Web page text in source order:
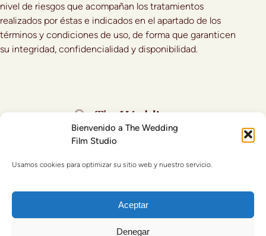
Bienvenido a The Wedding
Film Studio
Usamos cookies para optimizar su sitio web y nuestro servicio.
Aceptar
Denegar
nivel de riesgos que acompañan los tratamientos
realizados por éstas e indicados en el apartado de los
términos y condiciones de uso, de forma que garanticen
su integridad, confidencialidad y disponibilidad.